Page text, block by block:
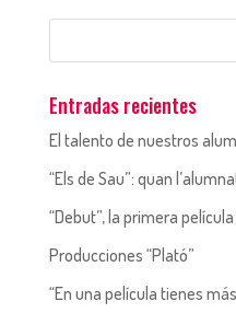
Entradas recientes
El talento de nuestros
“Els de Sau”: quan
“Debut”, la primera
Producciones “Plató”
“En una película tienes